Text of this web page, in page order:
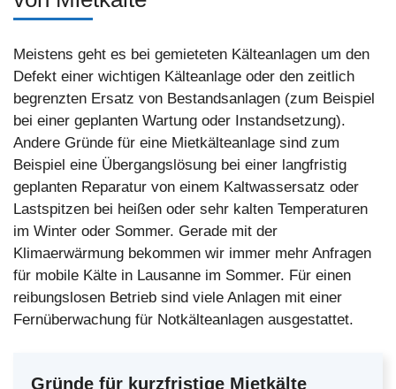
Meistens geht es bei gemieteten Kälteanlagen um den
Defekt einer wichtigen Kälteanlage oder den zeitlich
begrenzten Ersatz von Bestandsanlagen (zum Beispiel
bei einer geplanten Wartung oder Instandsetzung).
Andere Gründe für eine Mietkälteanlage sind zum
Beispiel eine Übergangslösung bei einer langfristig
geplanten Reparatur von einem Kaltwassersatz oder
Lastspitzen bei heißen oder sehr kalten Temperaturen
im Winter oder Sommer. Gerade mit der
Klimaerwärmung bekommen wir immer mehr Anfragen
für mobile Kälte in Lausanne im Sommer. Für einen
reibungslosen Betrieb sind viele Anlagen mit einer
Fernüberwachung für Notkälteanlagen ausgestattet.
Gründe für kurzfristige Mietkälte